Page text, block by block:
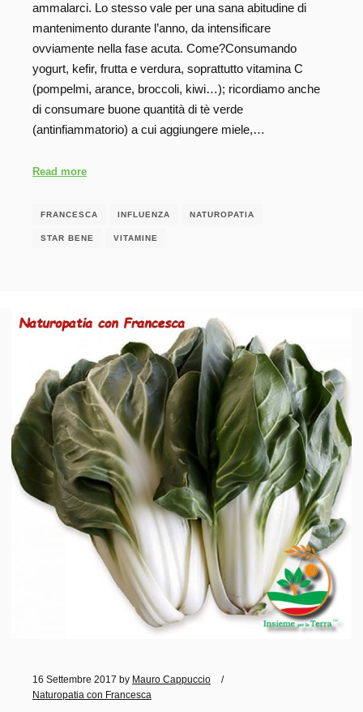
ammalarci. Lo stesso vale per una sana abitudine di
mantenimento durante l’anno, da intensificare
ovviamente nella fase acuta. Come?Consumando
yogurt, kefir, frutta e verdura, soprattutto vitamina C
(pompelmi, arance, broccoli, kiwi…); ricordiamo anche
di consumare buone quantità di tè verde
(antinfiammatorio) a cui aggiungere miele,…
Read more
FRANCESCA INFLUENZA NATUROPATIA
STAR BENE VITAMINE
16 Settembre 2017 by Mauro Cappuccio
Naturopatia con Francesca